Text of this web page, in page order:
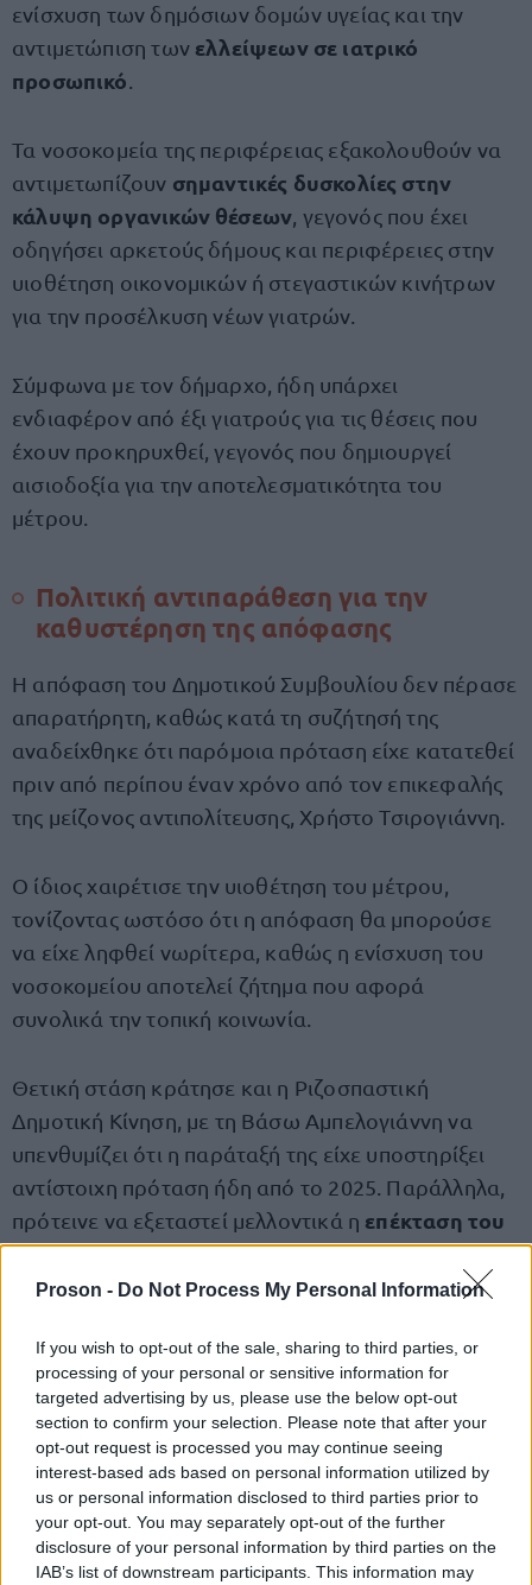
Proson - Do Not Process My Personal Information
If you wish to opt-out of the sale, sharing to third parties, or
processing of your personal or sensitive information for
targeted advertising by us, please use the below opt-out
section to confirm your selection. Please note that after your
opt-out request is processed you may continue seeing
interest-based ads based on personal information utilized by
us or personal information disclosed to third parties prior to
your opt-out. You may separately opt-out of the further
disclosure of your personal information by third parties on the
IAB’s list of downstream participants. This information may
ενίσχυση των δημόσιων δομών υγείας και την
αντιμετώπιση των ελλείψεων σε ιατρικό
προσωπικό
Τα νοσοκομεία της περιφέρειας εξακολουθούν να
αντιμετωπίζουν σημαντικές δυσκολίες στην
κάλυψη οργανικών θέσεων , γεγονός που έχει
οδηγήσει αρκετούς δήμους και περιφέρειες στην
υιοθέτηση οικονομικών ή στεγαστικών κινήτρων
για την προσέλκυση νέων γιατρών.
Σύμφωνα με τον δήμαρχο, ήδη υπάρχει
ενδιαφέρον από έξι γιατρούς για τις θέσεις που
έχουν προκηρυχθεί, γεγονός που δημιουργεί
αισιοδοξία για την αποτελεσματικότητα του
μέτρου.
Πολιτική αντιπαράθεση για την
καθυστέρηση της απόφασης
Η απόφαση του Δημοτικού Συμβουλίου δεν πέρασε
απαρατήρητη, καθώς κατά τη συζήτησή της
αναδείχθηκε ότι παρόμοια πρόταση είχε κατατεθεί
πριν από περίπου έναν χρόνο από τον επικεφαλής
της μείζονος αντιπολίτευσης, Χρήστο Τσιρογιάννη.
Ο ίδιος χαιρέτισε την υιοθέτηση του μέτρου,
τονίζοντας ωστόσο ότι η απόφαση θα μπορούσε
να είχε ληφθεί νωρίτερα, καθώς η ενίσχυση του
νοσοκομείου αποτελεί ζήτημα που αφορά
συνολικά την τοπική κοινωνία.
Θετική στάση κράτησε και η Ριζοσπαστική
Δημοτική Κίνηση, με τη Βάσω Αμπελογιάννη να
υπενθυμίζει ότι η παράταξή της είχε υποστηρίξει
αντίστοιχη πρόταση ήδη από το 2025. Παράλληλα,
πρότεινε να εξεταστεί μελλοντικά η επέκταση του
μέτρου και στους επικουρικούς γιατρούς.
η Λαϊκή Συσπείρωση
Διαφορετική προσέγγιση εξέφρασε η Λαϊκή
Συσπείρωση, με τον επικεφαλής της, Ευστράτιο
Καλλώνη, να υποστηρίζει ότι η κάλυψη των
αναγκών των δημόσιων νοσοκομείων αποτελεί
αποκλειστική ευθύνη του κράτους.